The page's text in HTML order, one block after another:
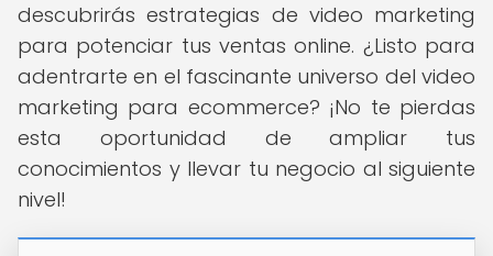
descubrirás estrategias de video marketing
para potenciar tus ventas online. ¿Listo para
adentrarte en el fascinante universo del video
marketing para ecommerce? ¡No te pierdas
esta oportunidad de ampliar tus
conocimientos y llevar tu negocio al siguiente
nivel!